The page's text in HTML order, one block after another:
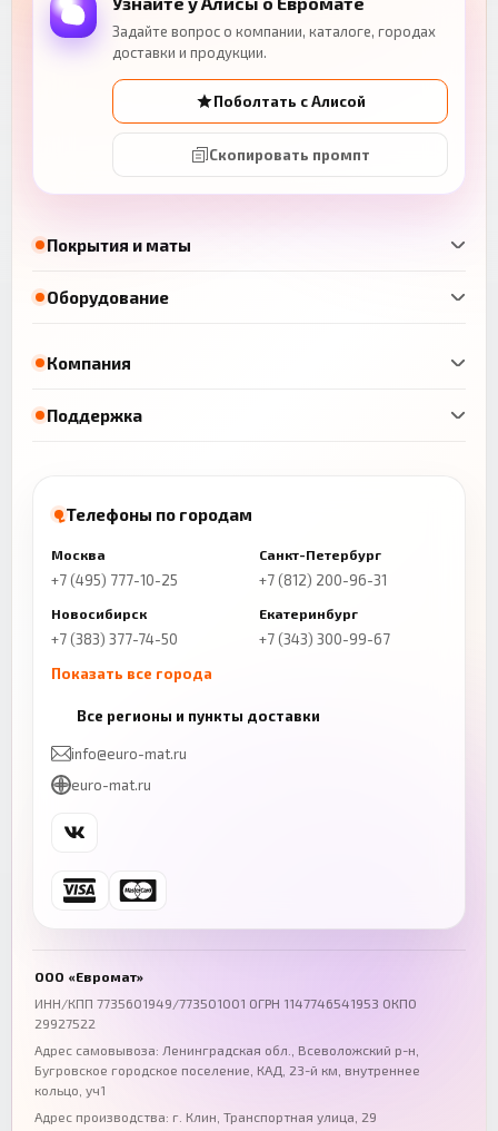
Покрытия и маты
Оборудование
Задайте вопрос о компании, каталоге, городах
доставки и продукции.
Поболтать с Алисой
Скопировать промпт
Компания
Поддержка
Телефоны по городам
Москва
+7 (495) 777-10-25
Санкт-Петербург
+7 (812) 200-96-31
Новосибирск
+7 (383) 377-74-50
Екатеринбург
+7 (343) 300-99-67
Показать все города
+7 (843) 206-01-30
Челябинск
+7 (343) 300-99-67
Ростов-на-Дону
+7 (863) 333-50-75
Волгоград
+7 (844) 261-36-12
Омск
Все регионы и пункты доставки
info@euro-mat.ru
euro-mat.ru
ООО «Евромат»
ИНН/КПП 7735601949/773501001 ОГРН 1147746541953 ОКПО
29927522
Адрес самовывоза: Ленинградская обл., Всеволожский р-н,
Бугровское городское поселение, КАД, 23-й км, внутреннее
кольцо, уч1
Адрес производства: г. Клин, Транспортная улица, 29